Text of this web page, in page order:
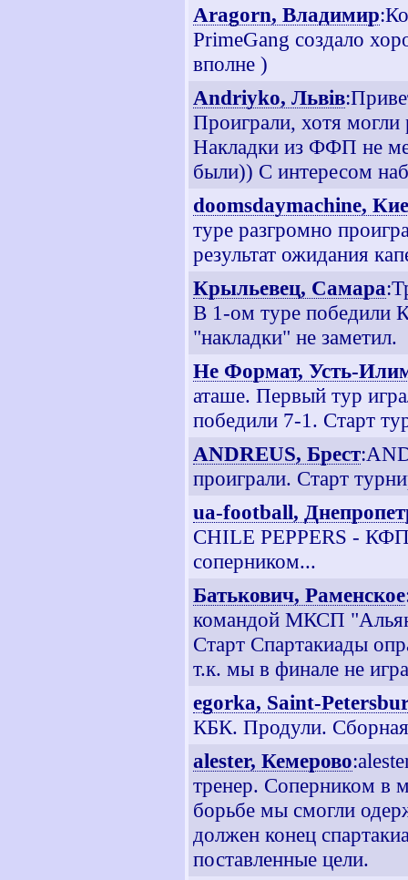
Aragorn, Владимир
PrimeGang создало
вполне )
Andriyko, Львiв
Проиграли, хотя могли
Накладки из ФФП не
были)) С интересом
doomsdaymachine,
туре разгромно
результат ожидания
Крыльевец, Самара
В 1-ом туре победили
"накладки" не заметил.
Не Формат, Усть-
аташе. Первый тур
победили 7-1. Старт
ANDREUS, Брест
проиграли. Старт
ua-football,
CHILE PEPPERS -
соперником...
Батькович, Раменское
командой МКСП
Старт Спартакиады
т.к. мы в финале не
egorka, Saint-
КБК. Продули.
alester, Кемерово
тренер. Соперником в
борьбе мы смогли
должен конец
поставленные цели.